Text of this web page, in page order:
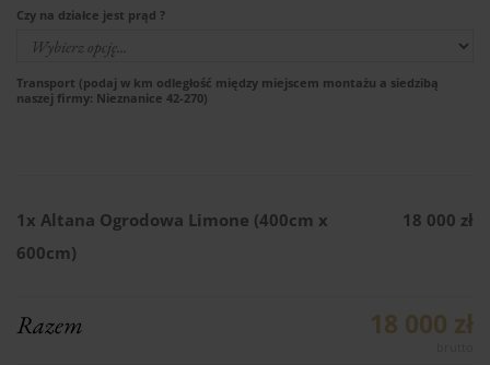
Czy na działce jest prąd ?
Transport (podaj w km odległość między miejscem montażu a siedzibą
naszej firmy: Nieznanice 42-270)
1x Altana Ogrodowa Limone (400cm x
600cm)
18 000 zł
Razem 18 000 zł